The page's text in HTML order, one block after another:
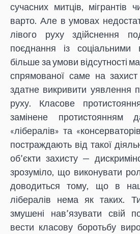
сучасних митців, мігрантів
варто. Але в умовах
лівого руху здійснення
поєднання із
більше за умови відсутності
спрямованої саме на
здатне викривити уявлення
руху. Класове
замінене протистоянням
«лібералів» та
постраждають від такої
об’єкти захисту —
зрозуміло, що виконувати
доводиться тому, що в
лібералів нема як таких.
змушені нав’язувати свій
вести класову боротьбу